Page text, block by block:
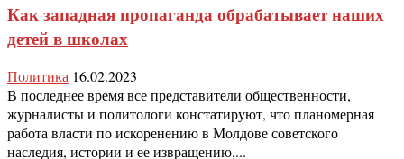
Как западная пропаганда обрабатывает наших
детей в школах
Политика 16.02.2023
В последнее время все представители общественности,
журналисты и политологи констатируют, что планомерная
работа власти по искоренению в Молдове советского
наследия, истории и ее извращению,...